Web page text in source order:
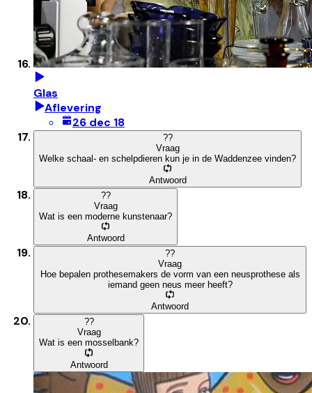
Glas
Aflevering
26 dec 18
??
Vraag
Welke schaal- en schelpdieren kun je in de Waddenzee vinden?
Antwoord
??
Vraag
Wat is een moderne kunstenaar?
Antwoord
??
Vraag
Hoe bepalen prothesemakers de vorm van een neusprothese als
iemand geen neus meer heeft?
Antwoord
??
Vraag
Wat is een mosselbank?
Antwoord